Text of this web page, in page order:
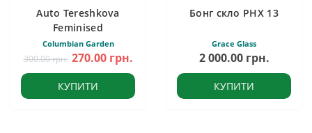
Auto Tereshkova
Feminised
Columbian Garden
300.00 грн. 270.00 грн.
КУПИТИ
Бонг скло PHX 13
Grace Glass
2 000.00 грн.
КУПИТИ